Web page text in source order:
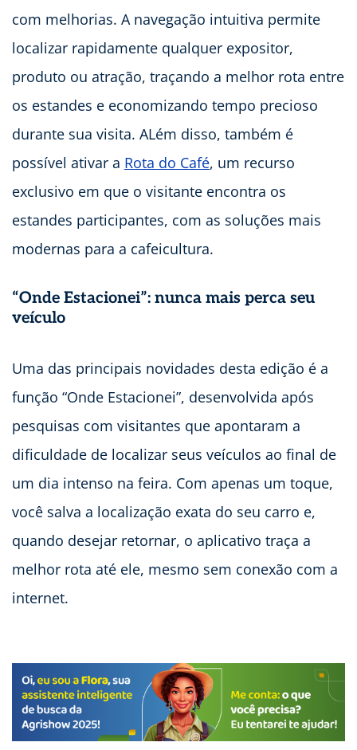
com melhorias. A navegação intuitiva permite
localizar rapidamente qualquer expositor,
produto ou atração, traçando a melhor rota entre
os estandes e economizando tempo precioso
durante sua visita. ALém disso, também é
possível ativar a Rota do Café, um recurso
exclusivo em que o visitante encontra os
estandes participantes, com as soluções mais
modernas para a cafeicultura.
“Onde Estacionei”: nunca mais perca seu
veículo
Uma das principais novidades desta edição é a
função “Onde Estacionei”, desenvolvida após
pesquisas com visitantes que apontaram a
dificuldade de localizar seus veículos ao final de
um dia intenso na feira. Com apenas um toque,
você salva a localização exata do seu carro e,
quando desejar retornar, o aplicativo traça a
melhor rota até ele, mesmo sem conexão com a
internet.